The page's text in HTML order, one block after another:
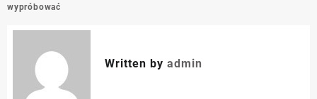
wypróbować
Written by admin